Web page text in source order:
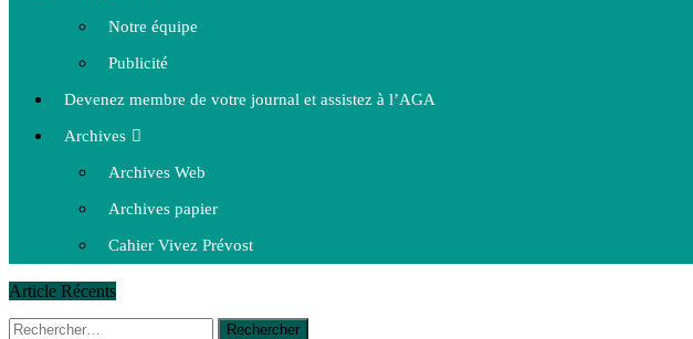
Notre équipe
Publicité
Devenez membre de votre journal et assistez à l’AGA
Archives
Archives Web
Archives papier
Cahier Vivez Prévost
Article Récents
14 octobre 2015
La course de boîtes à savon du club Optimiste de Prévost
Rechercher :